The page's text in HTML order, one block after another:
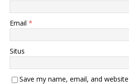
Email *
Situs
Save my name, email, and